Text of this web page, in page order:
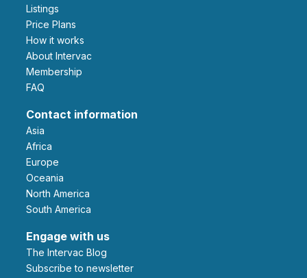
Listings
Price Plans
How it works
About Intervac
Membership
FAQ
Contact information
Asia
Africa
Europe
Oceania
North America
South America
Engage with us
The Intervac Blog
Subscribe to newsletter